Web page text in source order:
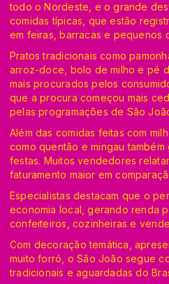
todo o Nordeste, e o grande
comidas típicas, que estão
em feiras, barracas e pequenos
Pratos tradicionais como
arroz-doce, bolo de milho e pé
mais procurados pelos
que a procura começou mais
pelas programações de São
Além das comidas feitas com
como quentão e mingau também
festas. Muitos vendedores
faturamento maior em
Especialistas destacam que o
economia local, gerando renda
confeiteiros, cozinheiras e
Com decoração temática,
muito forró, o São João segue
tradicionais e aguardadas do